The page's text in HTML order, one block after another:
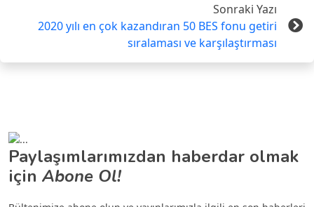
Sonraki Yazı
2020 yılı en çok kazandıran 50 BES fonu getiri
sıralaması ve karşılaştırması
Paylaşımlarımızdan haberdar olmak
için Abone Ol!